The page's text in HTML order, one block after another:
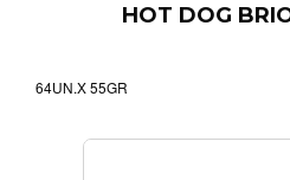
HOT DOG
64UN.X 55GR